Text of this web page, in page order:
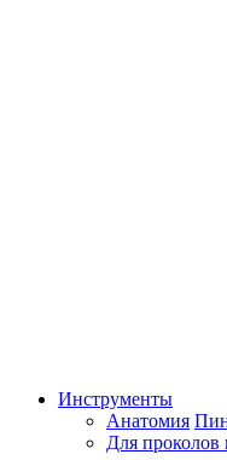
Инструменты
Анатомия
Для